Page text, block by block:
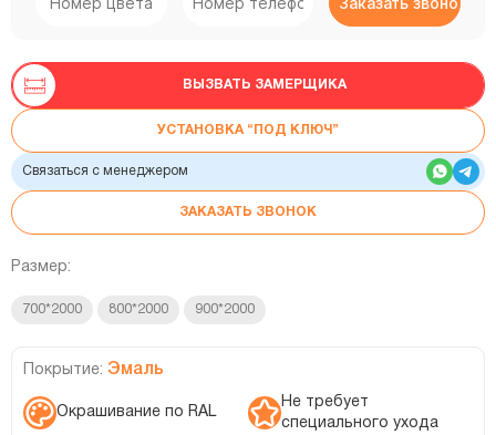
ВЫЗВАТЬ ЗАМЕРЩИКА
УСТАНОВКА “ПОД КЛЮЧ”
Связаться с менеджером
ЗАКАЗАТЬ ЗВОНОК
Размер:
700*2000 800*2000 900*2000
Покрытие: Эмаль
Окрашивание по RAL
Не требует
специального ухода